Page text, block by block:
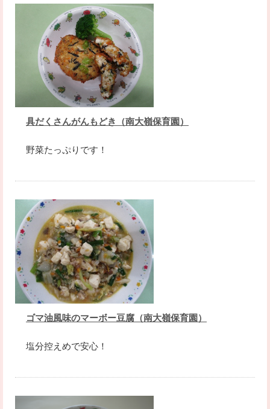
具だくさんがんもどき（南大嶺保育園）
野菜たっぷりです！
ゴマ油風味のマーボー豆腐（南大嶺保育園）
塩分控えめで安心！